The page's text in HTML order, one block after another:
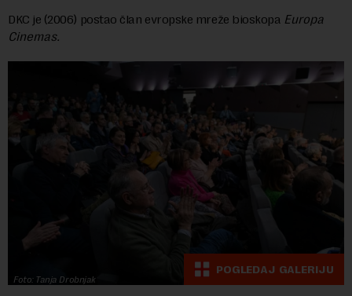
DKC je (2006) postao član evropske mreže bioskopa Europa
Cinemas.
Foto: Tanja Drobnjak
POGLEDAJ GALERIJU